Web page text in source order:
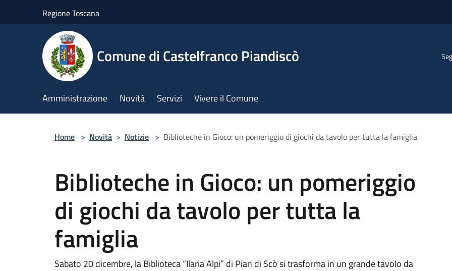
Regione Toscana
Comune di Castelfranco Piandiscò
Amministrazione Novità Servizi Vivere il Comune
Home > Novità > Notizie > Biblioteche in Gioco: un pomeriggio di giochi da tavolo per tutta la famiglia
Biblioteche in Gioco: un pomeriggio
di giochi da tavolo per tutta la
famiglia
Sabato 20 dicembre, la Biblioteca “Ilaria Alpi” di Pian di Scò si trasforma in un grande tavolo da